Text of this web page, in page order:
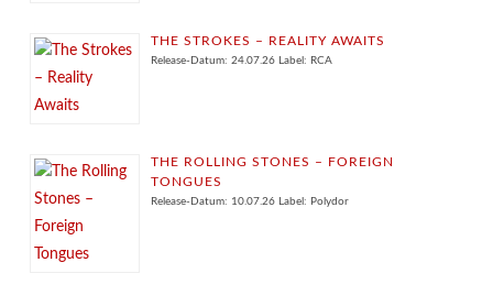
THE STROKES – REALITY AWAITS
Release-Datum: 24.07.26 Label: RCA
THE ROLLING STONES – FOREIGN
TONGUES
Release-Datum: 10.07.26 Label: Polydor